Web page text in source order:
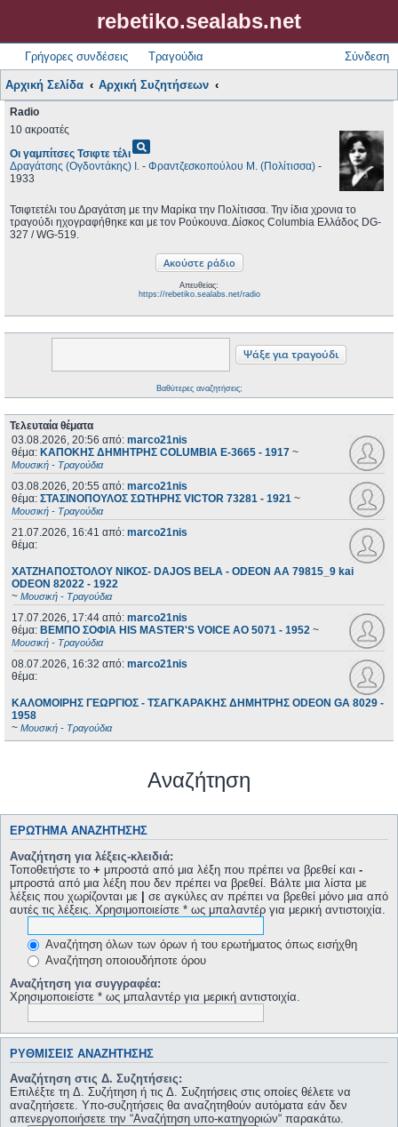
rebetiko.sealabs.net
Γρήγορες συνδέσεις Τραγούδια Σύνδεση
Αρχική Σελίδα Αρχική Συζητήσεων
Radio
10 ακροατές
Οι γαμπίτσες Τσιφτε τέλιpageview
Δραγάτσης (Ογδοντάκης) Ι. - Φραντζεσκοπούλου Μ. (Πολίτισσα) -
1933
Τσιφτετέλι του Δραγάτση με την Μαρίκα την Πολίτισσα. Την ίδια χρονια το
τραγούδι ηχογραφήθηκε και με τον Ρούκουνα. Δίσκος Columbia Ελλάδος DG-
327 / WG-519.
Απευθείας:
https://rebetiko.sealabs.net/radio
Βαθύτερες αναζητήσεις;
Τελευταία θέματα
03.08.2026, 20:56 από: marco21nis
θέμα: ΚΑΠΟΚΗΣ ΔΗΜΗΤΡΗΣ COLUMBIA E-3665 - 1917 ~
Μουσική - Τραγούδια
03.08.2026, 20:55 από: marco21nis
θέμα: ΣΤΑΣΙΝΟΠΟΥΛΟΣ ΣΩΤΗΡΗΣ VICTOR 73281 - 1921 ~
Μουσική - Τραγούδια
21.07.2026, 16:41 από: marco21nis
θέμα:
ΧΑΤΖΗΑΠΟΣΤΟΛΟΥ ΝΙΚΟΣ- DAJOS BELA - ODEON AA 79815_9 kai
ODEON 82022 - 1922
~ Μουσική - Τραγούδια
17.07.2026, 17:44 από: marco21nis
θέμα: ΒΕΜΠΟ ΣΟΦΙΑ HIS MASTER'S VOICE AO 5071 - 1952 ~
Μουσική - Τραγούδια
08.07.2026, 16:32 από: marco21nis
θέμα:
ΚΑΛΟΜΟΙΡΗΣ ΓΕΩΡΓΙΟΣ - ΤΣΑΓΚΑΡΑΚΗΣ ΔΗΜΗΤΡΗΣ ODEON GA 8029 -
1958
~ Μουσική - Τραγούδια
Αναζήτηση
ΕΡΏΤΗΜΑ ΑΝΑΖΉΤΗΣΗΣ
Αναζήτηση για λέξεις-κλειδιά:
Τοποθετήστε το + μπροστά από μια λέξη που πρέπει να βρεθεί και -
μπροστά από μια λέξη που δεν πρέπει να βρεθεί. Βάλτε μια λίστα με
λέξεις που χωρίζονται με | σε αγκύλες αν πρέπει να βρεθεί μόνο μια από
αυτές τις λέξεις. Χρησιμοποιείστε * ως μπαλαντέρ για μερική αντιστοιχία.
Αναζήτηση όλων των όρων ή του ερωτήματος όπως εισήχθη
Αναζήτηση οποιουδήποτε όρου
Αναζήτηση για συγγραφέα:
Χρησιμοποιείστε * ως μπαλαντέρ για μερική αντιστοιχία.
ΡΥΘΜΊΣΕΙΣ ΑΝΑΖΉΤΗΣΗΣ
Αναζήτηση στις Δ. Συζητήσεις:
Επιλέξτε τη Δ. Συζήτηση ή τις Δ. Συζητήσεις στις οποίες θέλετε να
αναζητήσετε. Υπο-συζητήσεις θα αναζητηθούν αυτόματα εάν δεν
απενεργοποιήσετε την “Αναζήτηση υπο-κατηγοριών“ παρακάτω.